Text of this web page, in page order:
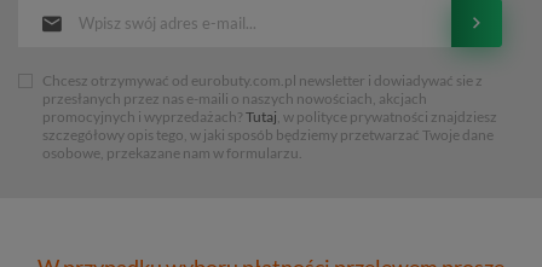
Chcesz otrzymywać od eurobuty.com.pl newsletter i dowiadywać sie z
przesłanych przez nas e-maili o naszych nowościach, akcjach
promocyjnych i wyprzedażach? Tutaj, w polityce prywatności znajdziesz
szczegółowy opis tego, w jaki sposób będziemy przetwarzać Twoje dane
osobowe, przekazane nam w formularzu.